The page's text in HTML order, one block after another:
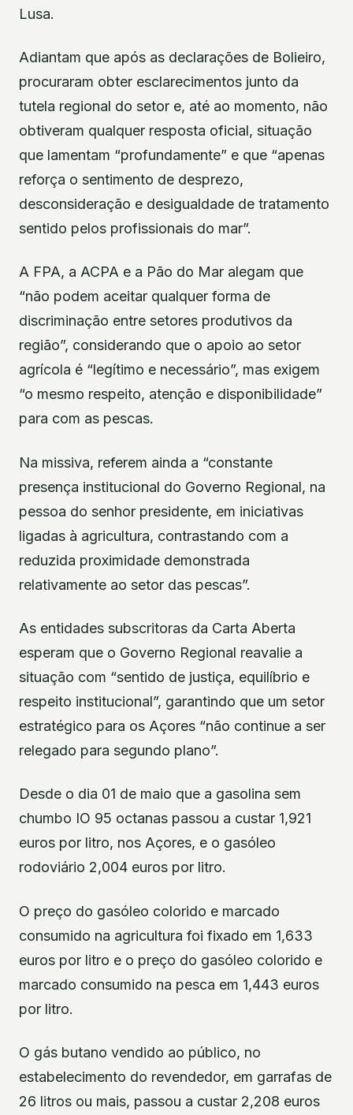
Lusa.
Adiantam que após as declarações de Bolieiro,
procuraram obter esclarecimentos junto da
tutela regional do setor e, até ao momento, não
obtiveram qualquer resposta oficial, situação
que lamentam “profundamente” e que “apenas
reforça o sentimento de desprezo,
desconsideração e desigualdade de tratamento
sentido pelos profissionais do mar”.
A FPA, a ACPA e a Pão do Mar alegam que
“não podem aceitar qualquer forma de
discriminação entre setores produtivos da
região”, considerando que o apoio ao setor
agrícola é “legítimo e necessário”, mas exigem
“o mesmo respeito, atenção e disponibilidade”
para com as pescas.
Na missiva, referem ainda a “constante
presença institucional do Governo Regional, na
pessoa do senhor presidente, em iniciativas
ligadas à agricultura, contrastando com a
reduzida proximidade demonstrada
relativamente ao setor das pescas”.
As entidades subscritoras da Carta Aberta
esperam que o Governo Regional reavalie a
situação com “sentido de justiça, equilíbrio e
respeito institucional”, garantindo que um setor
estratégico para os Açores “não continue a ser
relegado para segundo plano”.
Desde o dia 01 de maio que a gasolina sem
chumbo IO 95 octanas passou a custar 1,921
euros por litro, nos Açores, e o gasóleo
rodoviário 2,004 euros por litro.
O preço do gasóleo colorido e marcado
consumido na agricultura foi fixado em 1,633
euros por litro e o preço do gasóleo colorido e
marcado consumido na pesca em 1,443 euros
por litro.
O gás butano vendido ao público, no
estabelecimento do revendedor, em garrafas de
26 litros ou mais, passou a custar 2,208 euros